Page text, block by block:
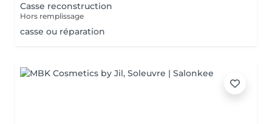
Casse reconstruction
Hors remplissage
casse ou réparation